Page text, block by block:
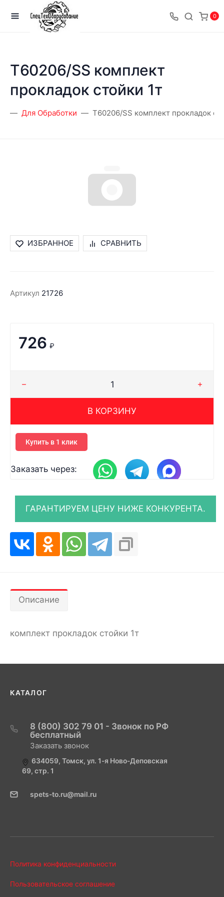
0
T60206/SS комплект
прокладок стойки 1т
Для Обработки T60206/SS комплект прокладок
ИЗБРАННОЕ СРАВНИТЬ
Артикул 21726
726 ₽
В КОРЗИНУ
Купить в 1 клик
Заказать через:
Описание
комплект прокладок стойки 1т
КАТАЛОГ
8 (800) 302 79 01 - Звонок по РФ
бесплатный
Заказать звонок
634059, Томск, ул. 1-я Ново-Деповская
69, стр. 1
spets-to.ru@mail.ru
Политика конфиденциальности
Пользовательское соглашение